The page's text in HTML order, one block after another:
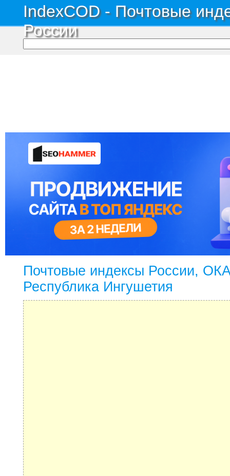
IndexCOD - Почтовые
России
Почтовые индексы России,
Республика Ингушетия